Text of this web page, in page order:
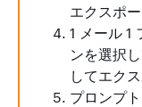
エクスポ
1 メール 1
ンを選択
してエク
プロンプ